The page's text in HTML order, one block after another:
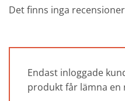
Det finns inga
Endast inloggade
produkt får lämna en